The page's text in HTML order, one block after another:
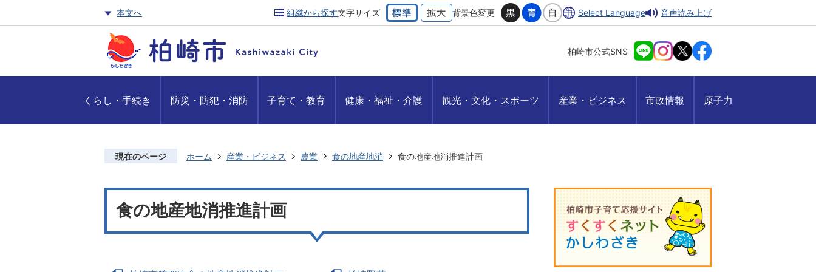
本文へ 組織から探す文字サイズ 背景色変更 Select Language 音声読み上げ
柏崎市公式SNS
くらし・手続き 防災・防犯・消防 子育て・教育 健康・福祉・介護 観光・文化・スポーツ 産業・ビジネス 市政情報 原子力
現在のページ ホーム 産業・ビジネス 農業 食の地産地消 食の地産地消推進計画
食の地産地消推進計画